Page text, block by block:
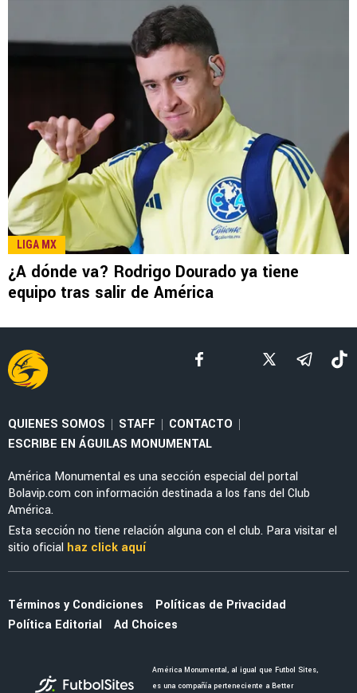
LEE TAMBIÉN
FEMENIL
Priscila da Silva firma doblete con América
Femenil y reacciona al Estadio Banorte